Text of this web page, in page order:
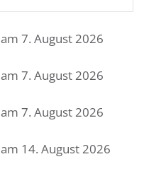
am 7. August 2026
am 7. August 2026
am 7. August 2026
am 14. August 2026